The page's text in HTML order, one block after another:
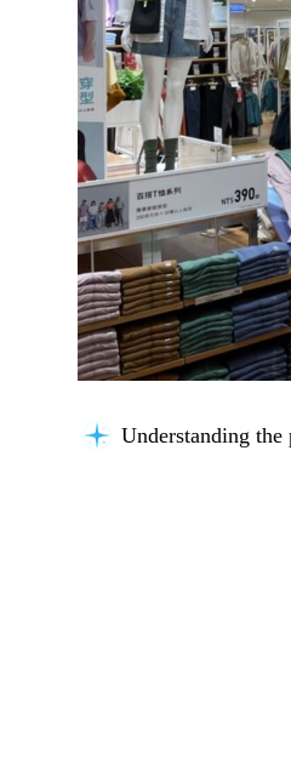
Understanding the